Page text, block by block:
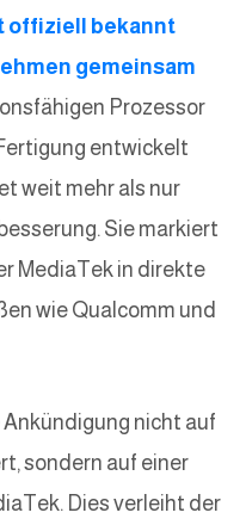
offiziell bekannt
gemeinsam
Prozessor
entwickelt
weit mehr als nur
Sie markiert
MediaTek in direkte
wie Qualcomm und
nicht auf
sondern auf einer
Dies verleiht der